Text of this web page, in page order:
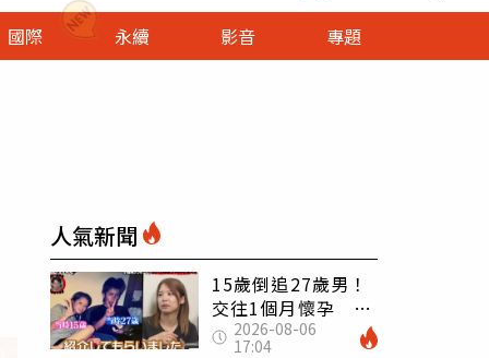
國際 永續 影音 專題
人氣新聞
15歲倒追27歲男！
交往1個月懷孕 36
歲當阿嬤故事曝光
2026-08-06
17:04